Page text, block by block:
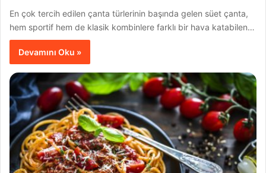
En çok tercih edilen çanta türlerinin başında gelen süet çanta,
hem sportif hem de klasik kombinlere farklı bir hava katabilen…
Devamını Oku »